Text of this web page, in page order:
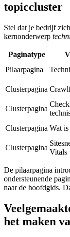
topiccluster
Stel dat je bedrijf
kernonderwerp
Paginatype
Pilaarpagina
Clusterpagina
Clusterpagina
Clusterpagina Wat is
Clusterpagina
Vitals
De pilaarpagina
ondersteunende
naar de hoofdgids.
het maken